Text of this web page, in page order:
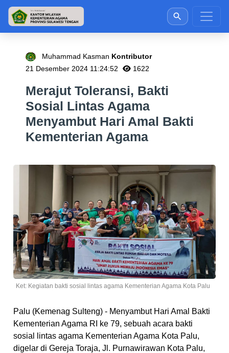
Muhammad Kasman Kontributor
21 Desember 2024 11:24:52
1622
Merajut Toleransi, Bakti
Sosial Lintas Agama
Menyambut Hari Amal Bakti
Kementerian Agama
Ket: Kegiatan bakti sosial lintas agama Kementerian Agama Kota Palu
Palu (Kemenag Sulteng) - Menyambut Hari Amal Bakti
Kementerian Agama RI ke 79, sebuah acara bakti
sosial lintas agama Kementerian Agama Kota Palu,
digelar di Gereja Toraja, Jl. Purnawirawan Kota Palu,